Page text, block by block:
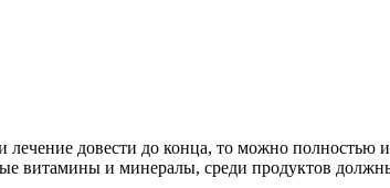
довести до конца, то можно полностью
витамины и минералы, среди продуктов